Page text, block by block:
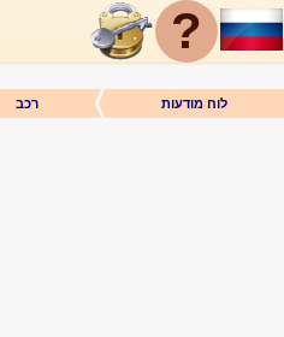
?
לוח מודעות רכב